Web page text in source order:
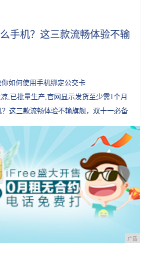
手机？这三款流畅体验不输
如何使用手机绑定公交卡
,已批量生产,官网显示发货至少需1个月
？这三款流畅体验不输旗舰，双十一必备
广告